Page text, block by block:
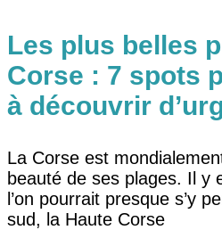
Les plus belles
Corse : 7 spots
à découvrir
La Corse est
beauté de ses plages. Il y
l’on pourrait presque s’y
sud, la Haute Corse